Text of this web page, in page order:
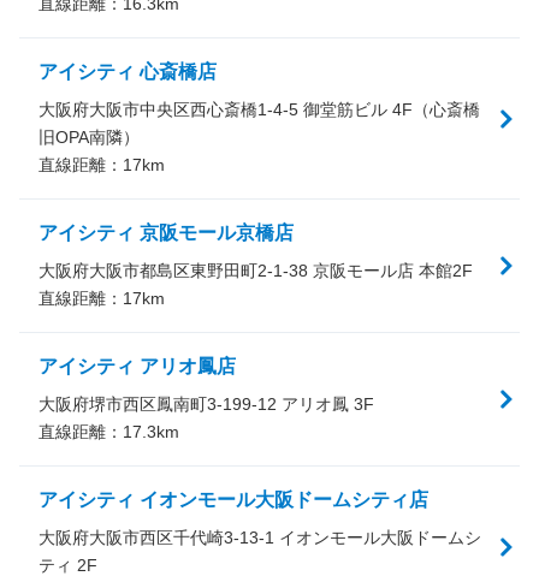
アイシティ 心斎橋店
大阪府大阪市中央区西心斎橋1-4-5 御堂筋ビル 4F（心斎橋
旧OPA南隣）
直線距離： 17km
アイシティ 京阪モール京橋店
大阪府大阪市都島区東野田町2-1-38 京阪モール店 本館2F
直線距離： 17km
アイシティ アリオ鳳店
大阪府堺市西区鳳南町3-199-12 アリオ鳳 3F
直線距離： 17.3km
アイシティ イオンモール大阪ドームシティ店
大阪府大阪市西区千代崎3-13-1 イオンモール大阪ドームシ
ティ 2F